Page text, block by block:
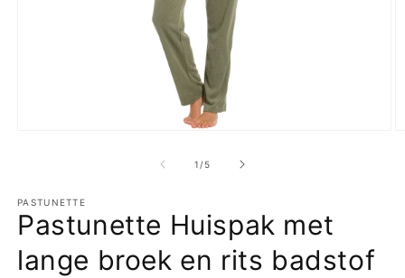
1 /van
5
PASTUNETTE
Pastunette Huispak met
lange broek en rits badstof